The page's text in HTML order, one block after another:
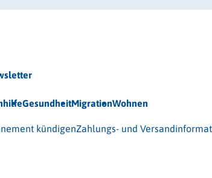
GesundheitMigrationWohnen
kündigenZahlungs- und